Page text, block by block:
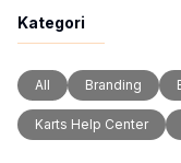
Kategori
All Branding
Karts Help Center